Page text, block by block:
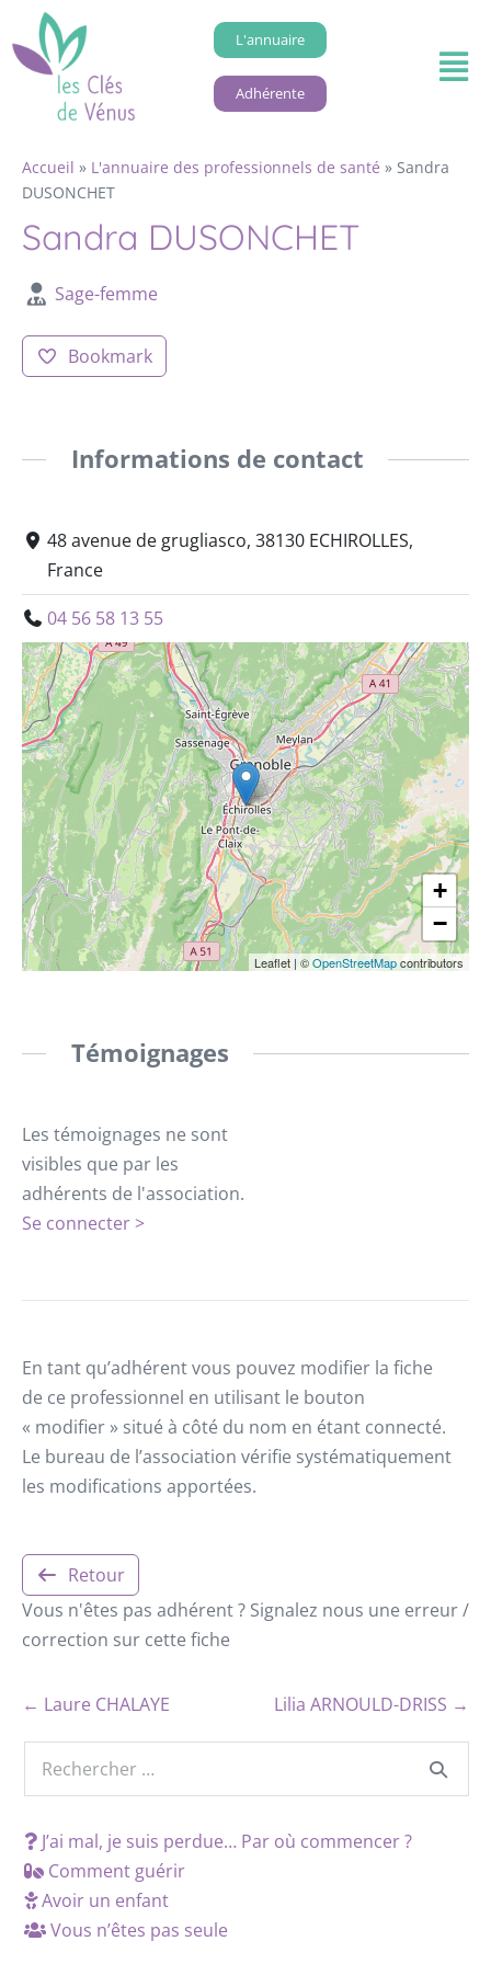
L'annuaire
Adhérente
Accueil » L'annuaire des professionnels de santé » Sandra
DUSONCHET
Sandra DUSONCHET
Sage-femme
Bookmark
Informations de contact
48 avenue de grugliasco, 38130 ECHIROLLES,
France
04 56 58 13 55
+
−
Leaflet| ©OpenStreetMapcontributors
Témoignages
Les témoignages ne sont
visibles que par les
adhérents de l'association.
Se connecter >
En tant qu’adhérent vous pouvez modifier la fiche
de ce professionnel en utilisant le bouton
« modifier » situé à côté du nom en étant connecté.
Le bureau de l’association vérifie systématiquement
les modifications apportées.
Retour
Vous n'êtes pas adhérent ? Signalez nous une erreur /
correction sur cette fiche
← Laure CHALAYE Lilia ARNOULD-DRISS →
J’ai mal, je suis perdue… Par où commencer ?
Comment guérir
Avoir un enfant
Vous n’êtes pas seule